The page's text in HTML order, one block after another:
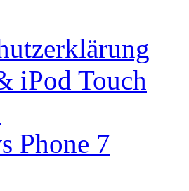
iPod Touch
Phone 7